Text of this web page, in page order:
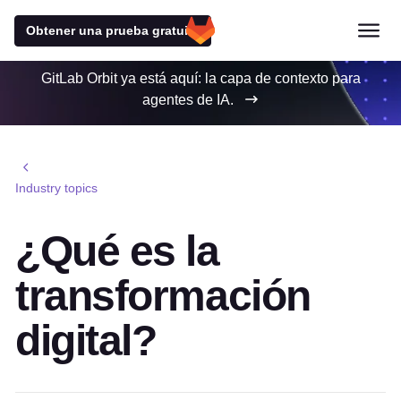
Obtener una prueba gratuita
GitLab Orbit ya está aquí: la capa de contexto para
agentes de IA.
Industry topics
¿Qué es la
transformación
digital?